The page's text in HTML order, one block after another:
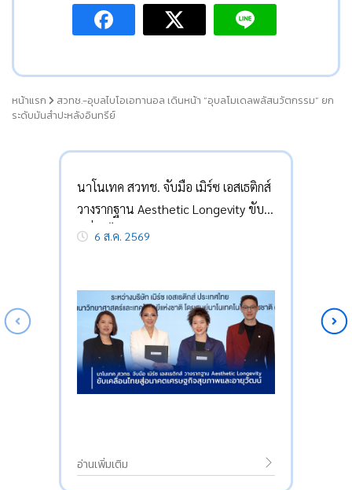
หน้าแรก
สวทช.-อุบลไบโอเอทานอล เดินหน้า “อุบลโมเดลพลัสนวัตกรรม” ยก
ระดับมันสำปะหลังอินทรีย์
นาโนเทค สวทช. จับมือ เมิร์ซ เอสเธติกส์
วางรากฐาน Aesthetic Longevity ขับ
เคลื่อนไทยสู่อนาคตเศรษฐกิจสุขภาพ
6 ส.ค. 2569
อ่านเพิ่มเติม